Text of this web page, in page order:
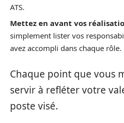
ATS.
Mettez en avant vos
simplement lister vos
avez accompli dans chaque rôle.
Chaque point que vous
servir à refléter votre
poste visé.